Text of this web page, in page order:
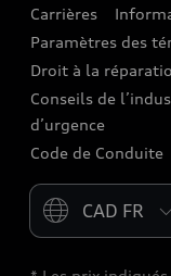
Garanties Audi et
Carrières
Paramètres des
Droit à la
Conseils de
d’urgence
Code de Conduite
Please select